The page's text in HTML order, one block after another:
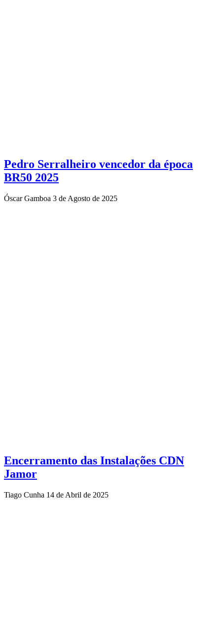
Pedro Serralheiro vencedor da época
BR50 2025
Óscar Gamboa 3 de Agosto de 2025
Encerramento das Instalações CDN
Jamor
Tiago Cunha 14 de Abril de 2025